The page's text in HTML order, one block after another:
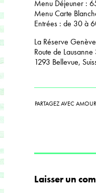
Menu Déjeuner :
Menu Carte
Entrées : de 30 à
La Réserve
Route de Lausanne
1293 Bellevue,
PARTAGEZ AVEC AMOUR
Laisser un